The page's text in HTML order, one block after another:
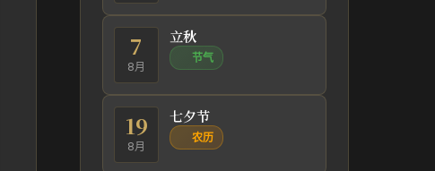
7
8月
立秋
节气
19
8月
七夕节
农历